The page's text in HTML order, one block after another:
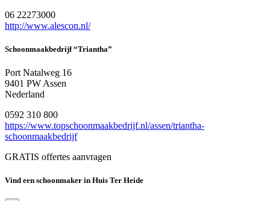
06 22273000
http://www.alescon.nl/
Schoonmaakbedrijf “Triantha”
Port Natalweg 16
9401 PW Assen
Nederland
0592 310 800
https://www.topschoonmaakbedrijf.nl/assen/triantha-
schoonmaakbedrijf
GRATIS offertes aanvragen
Vind een schoonmaker in Huis Ter Heide